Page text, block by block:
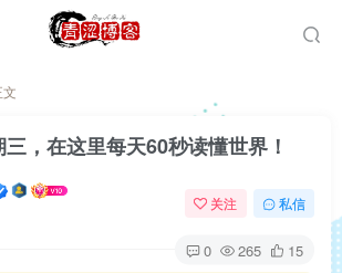
文
，在这里每天60秒读懂世界！
关注 私信
0 265 15